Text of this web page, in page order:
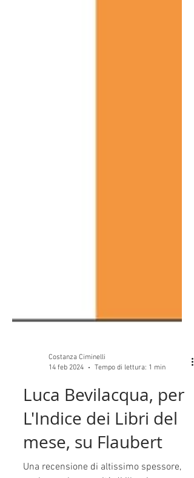
14 feb 2024
Tempo di lettura: 1 min
Luca Bevilacqua, per
L'Indice dei Libri del
mese, su Flaubert